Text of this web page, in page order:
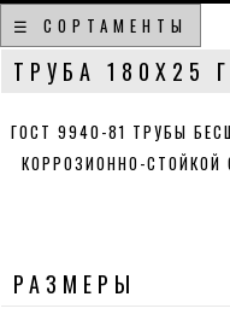
☰ СОРТАМЕНТЫ
ТРУБА 180Х25
ГОСТ 9940-81 ТРУБЫ
КОРРОЗИОННО-СТОЙКОЙ
РАЗМЕРЫ